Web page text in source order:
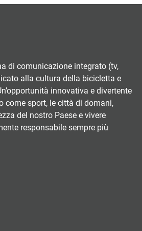
di comunicazione integrato (tv,
alla cultura della bicicletta e
innovativa e divertente
come sport, le città di domani,
del nostro Paese e vivere
responsabile sempre più